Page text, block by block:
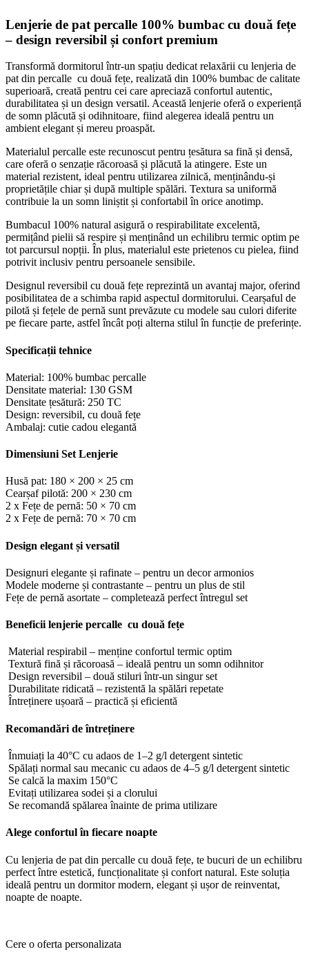
Lenjerie de pat percalle 100% bumbac cu două fețe
– design reversibil și confort premium
Transformă dormitorul într-un spațiu dedicat relaxării cu lenjeria de
pat din percalle cu două fețe, realizată din 100% bumbac de calitate
superioară, creată pentru cei care apreciază confortul autentic,
durabilitatea și un design versatil. Această lenjerie oferă o experiență
de somn plăcută și odihnitoare, fiind alegerea ideală pentru un
ambient elegant și mereu proaspăt.
Materialul percalle este recunoscut pentru țesătura sa fină și densă,
care oferă o senzație răcoroasă și plăcută la atingere. Este un
material rezistent, ideal pentru utilizarea zilnică, menținându-și
proprietățile chiar și după multiple spălări. Textura sa uniformă
contribuie la un somn liniștit și confortabil în orice anotimp.
Bumbacul 100% natural asigură o respirabilitate excelentă,
permițând pielii să respire și menținând un echilibru termic optim pe
tot parcursul nopții. În plus, materialul este prietenos cu pielea, fiind
potrivit inclusiv pentru persoanele sensibile.
Designul reversibil cu două fețe reprezintă un avantaj major, oferind
posibilitatea de a schimba rapid aspectul dormitorului. Cearșaful de
pilotă și fețele de pernă sunt prevăzute cu modele sau culori diferite
pe fiecare parte, astfel încât poți alterna stilul în funcție de preferințe.
Specificații tehnice
Material: 100% bumbac percalle
Densitate material: 130 GSM
Densitate țesătură: 250 TC
Design: reversibil, cu două fețe
Ambalaj: cutie cadou elegantă
Dimensiuni Set Lenjerie
Husă pat: 180 × 200 × 25 cm
Cearșaf pilotă: 200 × 230 cm
2 x Fețe de pernă: 50 × 70 cm
2 x Fețe de pernă: 70 × 70 cm
Design elegant și versatil
Designuri elegante și rafinate – pentru un decor armonios
Modele moderne și contrastante – pentru un plus de stil
Fețe de pernă asortate – completează perfect întregul set
Beneficii lenjerie percalle cu două fețe
Material respirabil – menține confortul termic optim
Textură fină și răcoroasă – ideală pentru un somn odihnitor
Design reversibil – două stiluri într-un singur set
Durabilitate ridicată – rezistentă la spălări repetate
Întreținere ușoară – practică și eficientă
Recomandări de întreținere
Înmuiați la 40°C cu adaos de 1–2 g/l detergent sintetic
Spălați normal sau mecanic cu adaos de 4–5 g/l detergent sintetic
Se calcă la maxim 150°C
Evitați utilizarea sodei și a clorului
Se recomandă spălarea înainte de prima utilizare
Alege confortul în fiecare noapte
Cu lenjeria de pat din percalle cu două fețe, te bucuri de un echilibru
perfect între estetică, funcționalitate și confort natural. Este soluția
ideală pentru un dormitor modern, elegant și ușor de reinventat,
noapte de noapte.
Cere o oferta personalizata